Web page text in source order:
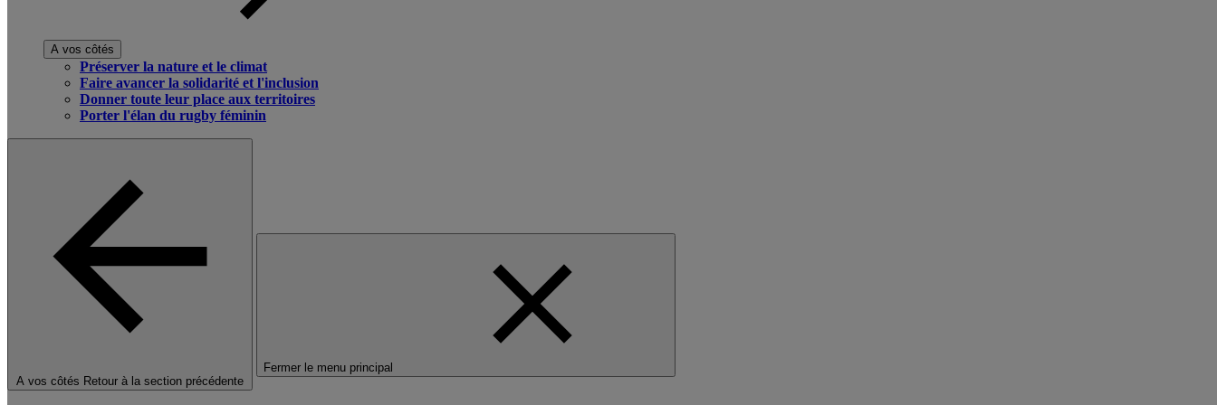
A vos côtés
Préserver la nature et le climat
Faire avancer la solidarité et l'inclusion
Donner toute leur place aux territoires
Porter l'élan du rugby féminin
A vos côtés Retour à la section précédente
Fermer le menu principal